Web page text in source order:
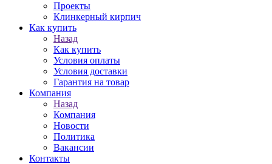
Проекты
Клинкерный кирпич
Как купить
Назад
Как купить
Условия оплаты
Условия доставки
Гарантия на товар
Компания
Назад
Компания
Новости
Политика
Вакансии
Контакты